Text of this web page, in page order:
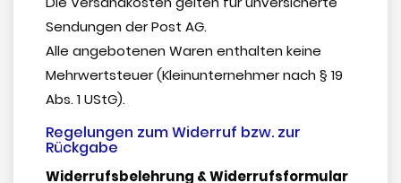
Sendungen der Post AG.
Alle angebotenen Waren enthalten keine
Mehrwertsteuer (Kleinunternehmer nach § 19
Abs. 1 UStG).
Regelungen zum Widerruf bzw. zur
Rückgabe
Widerrufsbelehrung & Widerrufsformular